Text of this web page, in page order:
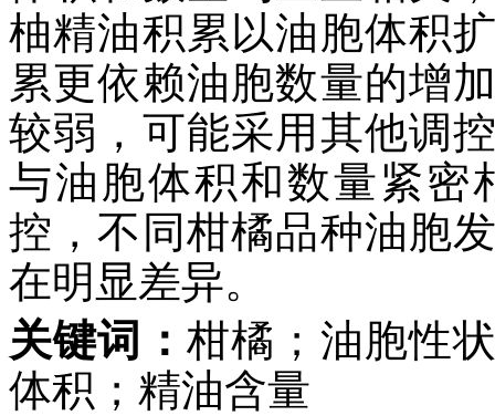
柚精油积累以油胞体积
累更依赖油胞数量的增
较弱，可能采用其他调
与油胞体积和数量紧密
控，不同柑橘品种油胞
在明显差异。
关键词： 柑橘；油胞性
体积；精油含量